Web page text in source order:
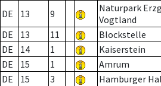
DE 13 9
Naturpark
Vogtland
DE
13 11 Blockstelle
DE
14 1 Kaiserstein
DE
15 1 Amrum
DE
15 3 Hamburger